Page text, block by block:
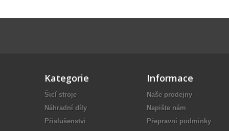
Kategorie
Šicí stroje
Náhradní díly
Příslušenství
Informace
Naše prodejny
Napište nám
Přepravní podmínky